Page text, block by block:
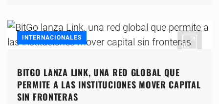
INTERNACIONALES
BITGO LANZA LINK, UNA RED GLOBAL QUE
PERMITE A LAS INSTITUCIONES MOVER CAPITAL
SIN FRONTERAS